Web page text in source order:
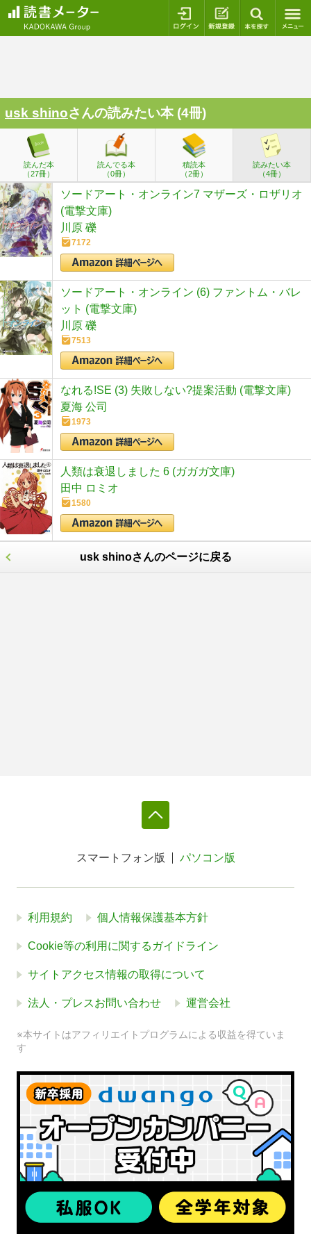
ログイン 新規登録
usk shinoさんの読みたい本 (4冊)
読んだ本
（27冊）
読んでる本
（0冊）
積読本
（2冊）
読みたい本
（4冊）
ソードアート・オンライン7 マザーズ・ロザリオ
(電撃文庫)
川原 礫
7172
ソードアート・オンライン (6) ファントム・バレ
ット (電撃文庫)
川原 礫
7513
なれる!SE (3) 失敗しない?提案活動 (電撃文庫)
夏海 公司
1973
人類は衰退しました 6 (ガガガ文庫)
田中 ロミオ
1580
usk shinoさんのページに戻る
スマートフォン版 パソコン版
利用規約 個人情報保護基本方針
Cookie等の利用に関するガイドライン
サイトアクセス情報の取得について
法人・プレスお問い合わせ 運営会社
※本サイトはアフィリエイトプログラムによる収益を得ていま
す